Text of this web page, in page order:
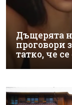
Дъщерята
проговори
татко, че